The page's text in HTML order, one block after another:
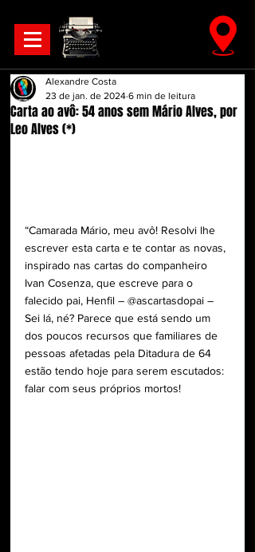
Carta ao avô: 54 anos sem Mário Alves, por
Leo Alves (*)
Alexandre Costa
23 de jan. de 2024 6 min de leitura
“Camarada Mário, meu avô! Resolvi lhe
escrever esta carta e te contar as novas,
inspirado nas cartas do companheiro
Ivan Cosenza, que escreve para o
falecido pai, Henfil – @ascartasdopai –
Sei lá, né? Parece que está sendo um
dos poucos recursos que familiares de
pessoas afetadas pela Ditadura de 64
estão tendo hoje para serem escutados:
falar com seus próprios mortos!